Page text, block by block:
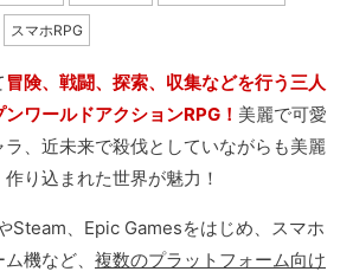
スマホRPG
冒険、戦闘、探索、収集などを行う三人
ワールドアクションRPG！ 美麗で可愛
、近未来で殺伐としていながらも美麗
り込まれた世界が魅力！
Steam、Epic Gamesをはじめ、スマホ
機など、 複数のプラットフォーム向け